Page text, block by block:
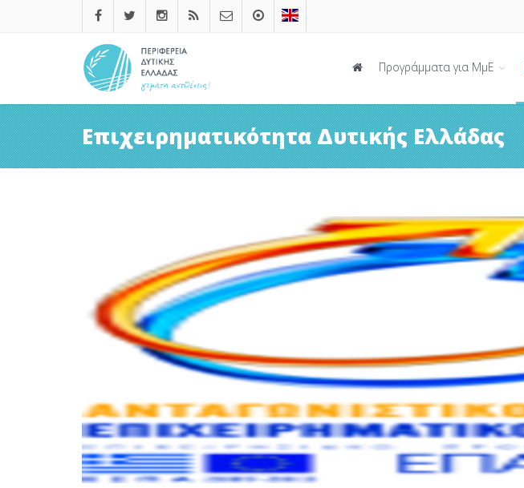
Προγράμματα για ΜμΕ
Επιχειρηματικότητα Δυτικής Ελλάδας